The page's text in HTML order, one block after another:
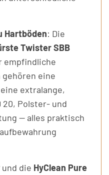
Hartböden: Die
Twister SBB
empfindliche
gehören eine
extralange,
20, Polster- und
— alles praktisch
und die HyClean Pure